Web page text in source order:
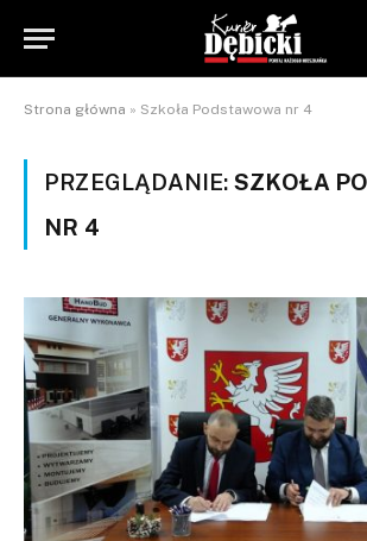
Strona główna » Szkoła Podstawowa nr 4
PRZEGLĄDANIE: SZKOŁA
NR 4